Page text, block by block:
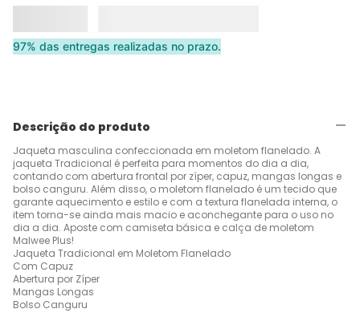
97% das entregas realizadas no prazo.
Descrição do produto
Jaqueta masculina confeccionada em moletom flanelado. A
jaqueta Tradicional é perfeita para momentos do dia a dia,
contando com abertura frontal por zíper, capuz, mangas longas e
bolso canguru. Além disso, o moletom flanelado é um tecido que
garante aquecimento e estilo e com a textura flanelada interna, o
item torna-se ainda mais macio e aconchegante para o uso no
dia a dia. Aposte com camiseta básica e calça de moletom
Malwee Plus!
Jaqueta Tradicional em Moletom Flanelado
Com Capuz
Abertura por Zíper
Mangas Longas
Bolso Canguru